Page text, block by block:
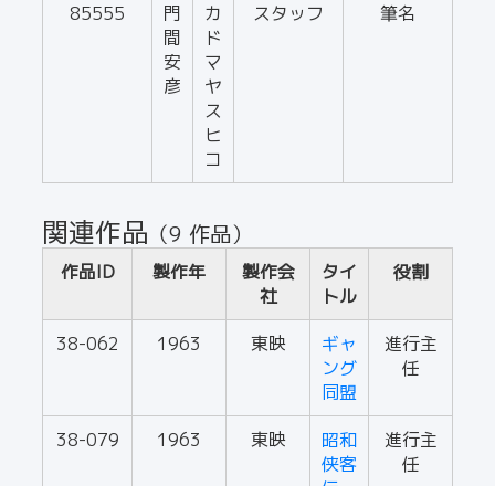
85555
門
間
安
彦
カ
ド
マ
ヤ
ス
ヒ
コ
スタッフ 筆名
関連作品 （9 作品）
作品ID 製作年
製作会
社
タイ
トル
役割
38-062 1963 東映
ギャ
ング
同盟
進行主
任
38-079 1963 東映
昭和
侠客
進行主
任